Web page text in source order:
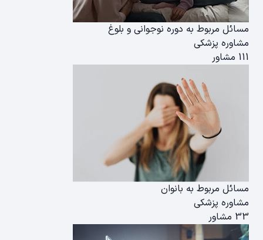
مسائل مربوط به دوره نوجوانی و بلوغ
مشاوره پزشکی
111 مشاور
مسائل مربوط به بانوان
مشاوره پزشکی
33 مشاور